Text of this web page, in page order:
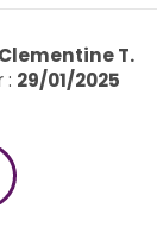
T.
: 29/01/2025